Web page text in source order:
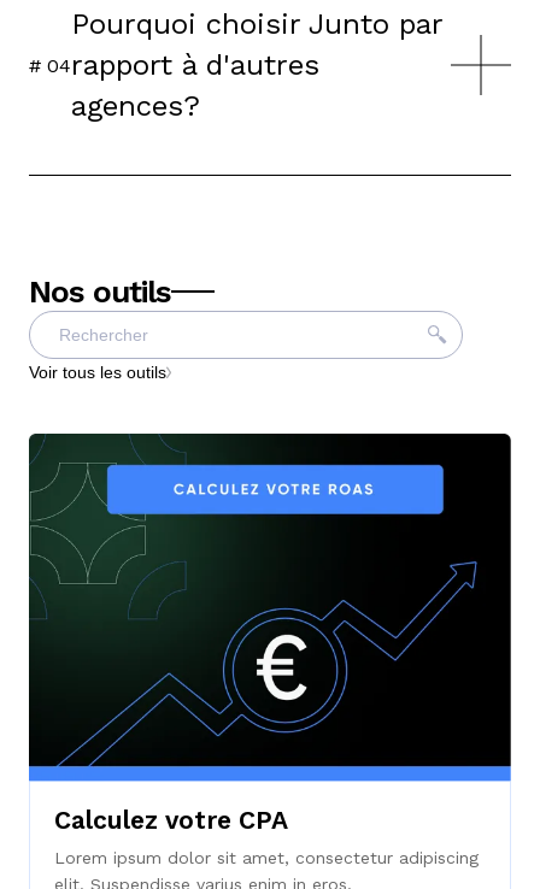
# 04
Pourquoi choisir Junto par
rapport à d'autres
agences?
Nos outils
Voir tous les outils
Calculez votre CPA
Lorem ipsum dolor sit amet, consectetur adipiscing
elit. Suspendisse varius enim in eros.